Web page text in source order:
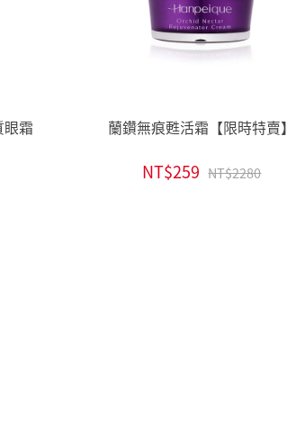
霜 蘭鑽無痕甦活霜【限時特賣】
NT$259 NT$2280